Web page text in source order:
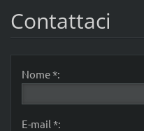
Contattaci
Nome *:
E-mail *: